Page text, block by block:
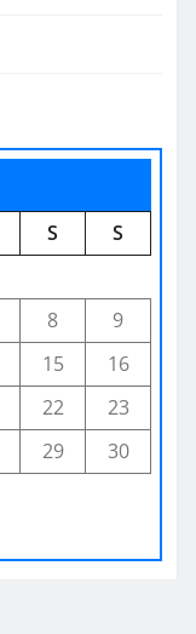
S
S
8
9
15
16
22
23
29
30